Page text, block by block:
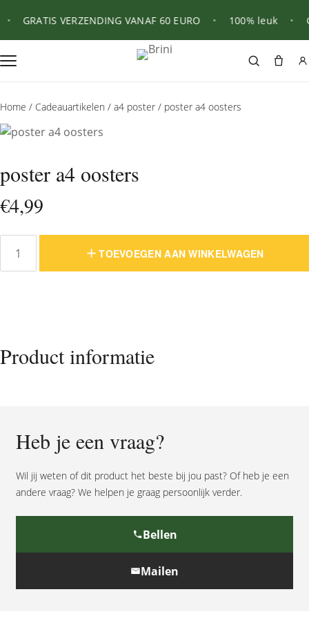
GRATIS VERZENDING VANAF 60 EURO 100% leuk
Home / Cadeauartikelen / a4 poster / poster a4 oosters
poster a4 oosters
€4,99
poster
TOEVOEGEN AAN WINKELWAGEN
Product informatie
Heb je een vraag?
Wil jij weten of dit product het beste bij jou past? Of heb je een
andere vraag? We helpen je graag persoonlijk verder.
Bellen
Mailen